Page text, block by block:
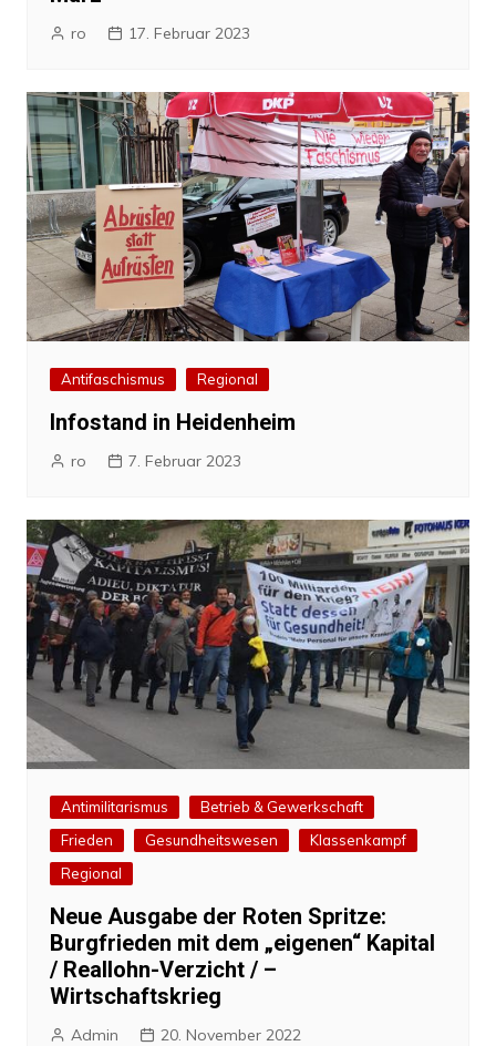
ro 17. Februar 2023
Antifaschismus Regional
Infostand in Heidenheim
ro 7. Februar 2023
Antimilitarismus
Betrieb & Gewerkschaft
Frieden
Gesundheitswesen
Klassenkampf
Regional
Neue Ausgabe der Roten Spritze:
Burgfrieden mit dem „eigenen“ Kapital
/ Reallohn-Verzicht / –
Wirtschaftskrieg
Admin 20. November 2022